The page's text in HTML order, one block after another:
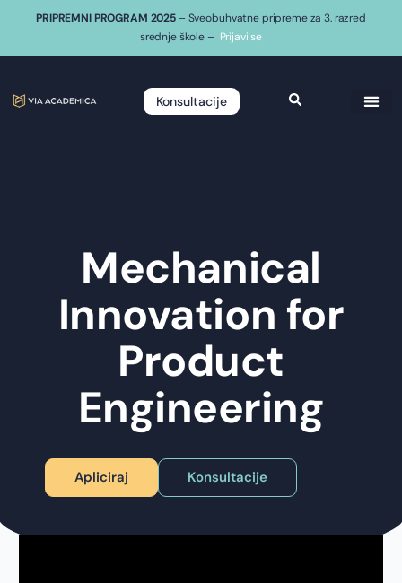
PRIPREMNI PROGRAM 2025 – Sveobuhvatne pripreme za 3. razred
srednje škole – Prijavi se
Konsultacije
Mechanical
Innovation for
Product
Engineering
Apliciraj Konsultacije